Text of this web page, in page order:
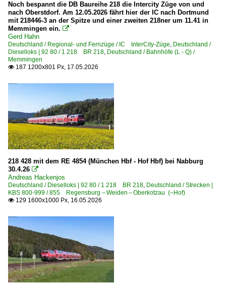
Noch bespannt die DB Baureihe 218 die Intercity Züge von und
nach Oberstdorf. Am 12.05.2026 fährt hier der IC nach Dortmund
mit 218446-3 an der Spitze und einer zweiten 218ner um 11.41 in
Memmingen ein. 
Gerd Hahn
Deutschland / Regional- und Fernzüge / IC InterCity-Züge, Deutschland /
Dieselloks | 92 80 / 1 218 BR 218, Deutschland / Bahnhöfe (L - Q) /
Memmingen
 187 1200x801 Px, 17.05.2026
218 428 mit dem RE 4854 (München Hbf - Hof Hbf) bei Nabburg
30.4.26 
Andreas Hackenjos
Deutschland / Dieselloks | 92 80 / 1 218 BR 218, Deutschland / Strecken |
KBS 800-999 / 855 Regensburg – Weiden – Oberkotzau (–Hof)
 129 1600x1000 Px, 16.05.2026